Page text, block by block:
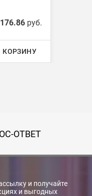
руб.
КОРЗИНУ
ОТВЕТ
и получайте
и выгодных